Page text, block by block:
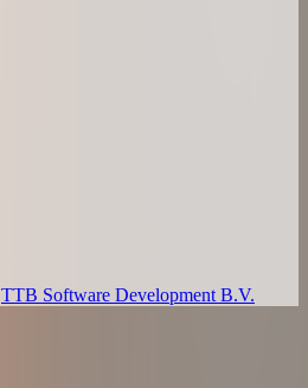
TTB Software Development B.V.